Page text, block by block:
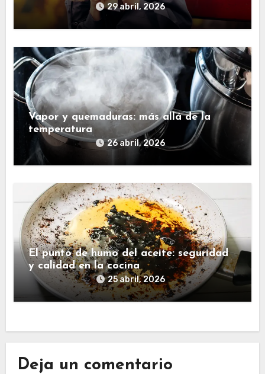
29 abril, 2026
Vapor y quemaduras: más allá de la
temperatura
26 abril, 2026
El punto de humo del aceite: seguridad
y calidad en la cocina
25 abril, 2026
Deja un comentario